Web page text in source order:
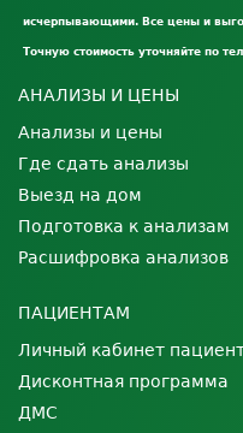
исчерпывающими. Все цены и
Точную стоимость уточняйте по
АНАЛИЗЫ И ЦЕНЫ
Анализы и цены
Где сдать анализы
Выезд на дом
Подготовка к анализам
Расшифровка анализов
ПАЦИЕНТАМ
Личный кабинет
Дисконтная программа
ДМС